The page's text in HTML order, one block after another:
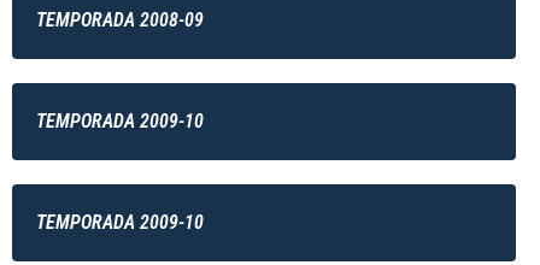
TEMPORADA 2008-09
TEMPORADA 2009-10
TEMPORADA 2009-10